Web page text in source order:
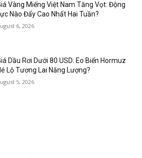
Vàng Miếng Việt Nam Tăng Vọt: Động
Nào Đẩy Cao Nhất Hai Tuần?
6, 2026
Dầu Rơi Dưới 80 USD: Eo Biển Hormuz
Lộ Tương Lai Năng Lượng?
5, 2026